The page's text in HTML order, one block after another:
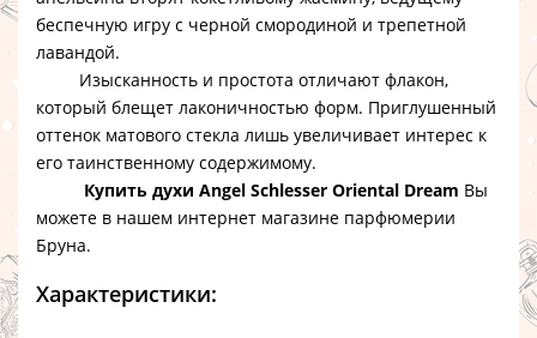
беспечную игру с черной смородиной и трепетной
лавандой.
Изысканность и простота отличают флакон,
который блещет лаконичностью форм. Приглушенный
оттенок матового стекла лишь увеличивает интерес к
его таинственному содержимому.
Купить духи Angel Schlesser Oriental Dream Вы
можете в нашем интернет магазине парфюмерии
Бруна.
Характеристики: